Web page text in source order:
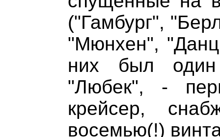
("Гамбург",
"Мюнхен",
них был один
"Любек", -
крейсер,
восемью(!)